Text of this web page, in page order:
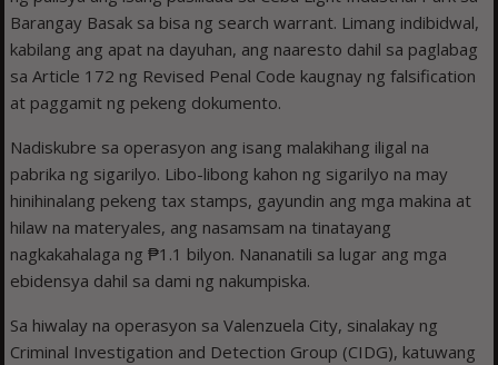
Barangay Basak sa bisa ng search warrant. Limang indibidwal,
kabilang ang apat na dayuhan, ang naaresto dahil sa paglabag
sa Article 172 ng Revised Penal Code kaugnay ng falsification
at paggamit ng pekeng dokumento.
Nadiskubre sa operasyon ang isang malakihang iligal na
pabrika ng sigarilyo. Libo-libong kahon ng sigarilyo na may
hinihinalang pekeng tax stamps, gayundin ang mga makina at
hilaw na materyales, ang nasamsam na tinatayang
nagkakahalaga ng ₱1.1 bilyon. Nananatili sa lugar ang mga
ebidensya dahil sa dami ng nakumpiska.
Sa hiwalay na operasyon sa Valenzuela City, sinalakay ng
Criminal Investigation and Detection Group (CIDG), katuwang